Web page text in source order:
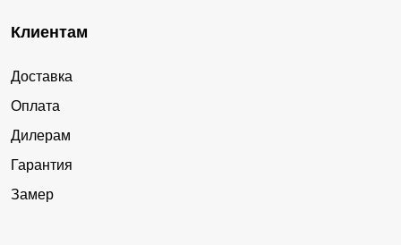
Клиентам
Доставка
Оплата
Дилерам
Гарантия
Замер